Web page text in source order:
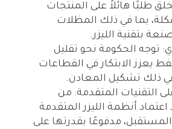
طلبًا هائلاً على المنتجات
بما في ذلك المظلات
بتقنية الليزر.
توجه الحكومة نحو تقليل
يعزز الابتكار في القطاعات
في ذلك تشكيل المعادن.
التقنيات المتقدمة: من
اعتماد أنظمة الليزر المتقدمة
في المستقبل، مدفوعًا بقدرتها على